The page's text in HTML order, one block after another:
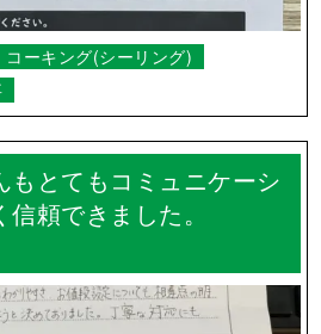
コーキング(シーリング)
もとてもコミュニケーシ
頼できました。